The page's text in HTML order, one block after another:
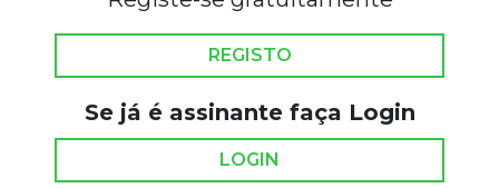
REGISTO
Se já é assinante faça Login
LOGIN